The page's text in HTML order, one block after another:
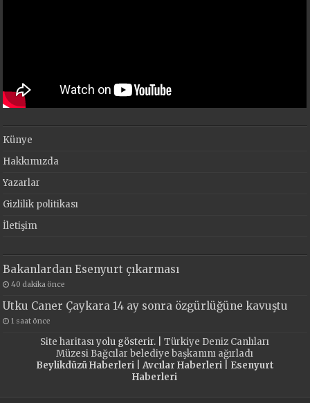
Künye
Hakkımızda
Yazarlar
Gizlilik politikası
İletişim
Bakanlardan Esenyurt çıkarması
40 dakika önce
Utku Caner Çaykara 14 ay sonra özgürlüğüne kavuştu
1 saat önce
Site haritasıyolu gösterir. |Türkiye Deniz Canlıları
Müzesi Bağcılar belediye başkanını ağırladı
Beylikdüzü Haberleri| Avcılar Haberleri| Esenyurt
Haberleri